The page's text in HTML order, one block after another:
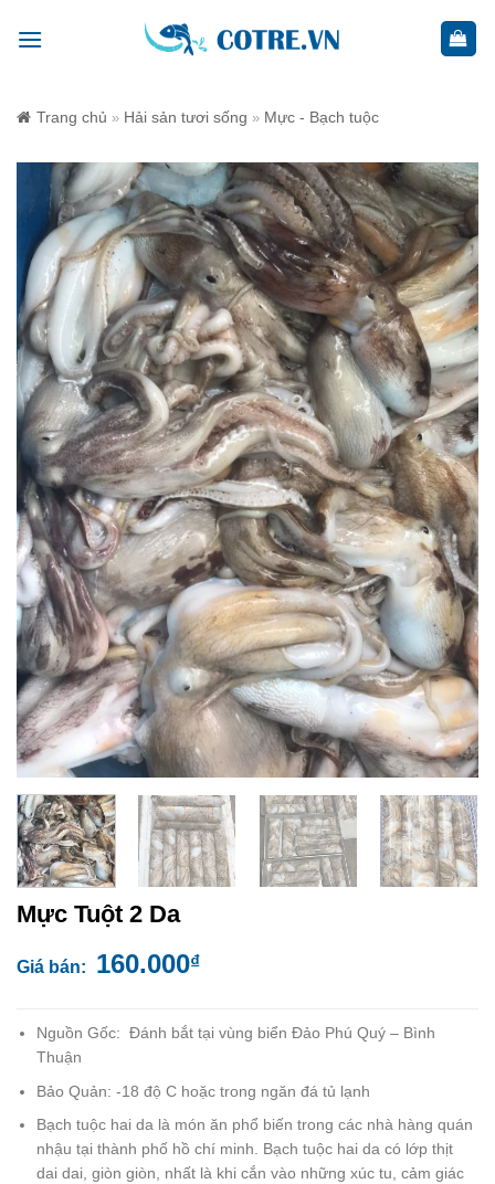
Trang chủ » Hải sản tươi sống » Mực - Bạch tuộc
Mực Tuột 2 Da
Giá bán: 160.000₫
Nguồn Gốc: Đánh bắt tại vùng biển Đảo Phú Quý – Bình
Thuận
Bảo Quản: -18 độ C hoặc trong ngăn đá tủ lạnh
Bạch tuộc hai da là món ăn phổ biến trong các nhà hàng quán
nhậu tại thành phố hồ chí minh. Bạch tuộc hai da có lớp thịt
dai dai, giòn giòn, nhất là khi cắn vào những xúc tu, cảm giác